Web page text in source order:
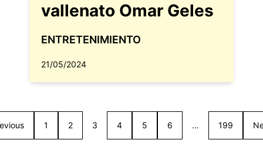
vallenato Omar Geles
ENTRETENIMIENTO
21/05/2024
1 2 3 4 5 6 … 199